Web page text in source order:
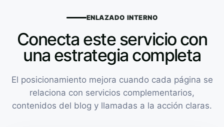
ENLAZADO INTERNO
Conecta este servicio con
una estrategia completa
El posicionamiento mejora cuando cada página se
relaciona con servicios complementarios,
contenidos del blog y llamadas a la acción claras.